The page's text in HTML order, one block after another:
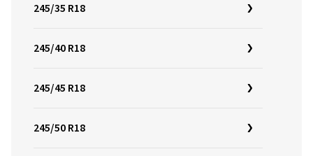
245/35 R18
245/40 R18
245/45 R18
245/50 R18